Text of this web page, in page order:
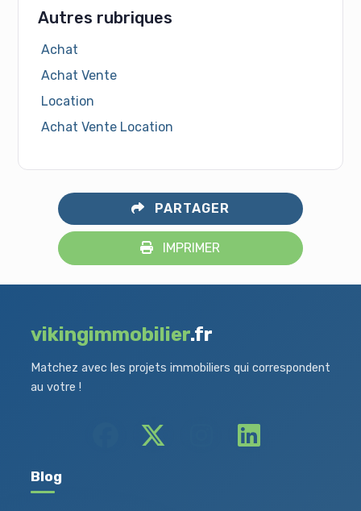
Autres rubriques
Achat
Achat Vente
Location
Achat Vente Location
PARTAGER
IMPRIMER
vikingimmobilier.fr
Matchez avec les projets immobiliers qui correspondent
au votre !
Blog